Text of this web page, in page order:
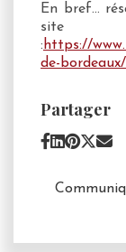
En bref…
: https://
de-
Partager